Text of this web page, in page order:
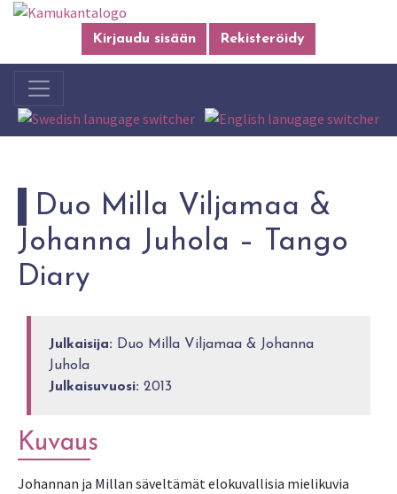
Kirjaudu sisään Rekisteröidy
Duo Milla Viljamaa &
Johanna Juhola – Tango
Diary
Julkaisija: Duo Milla Viljamaa & Johanna
Juhola
Julkaisuvuosi: 2013
Kuvaus
Johannan ja Millan säveltämät elokuvallisia mielikuvia